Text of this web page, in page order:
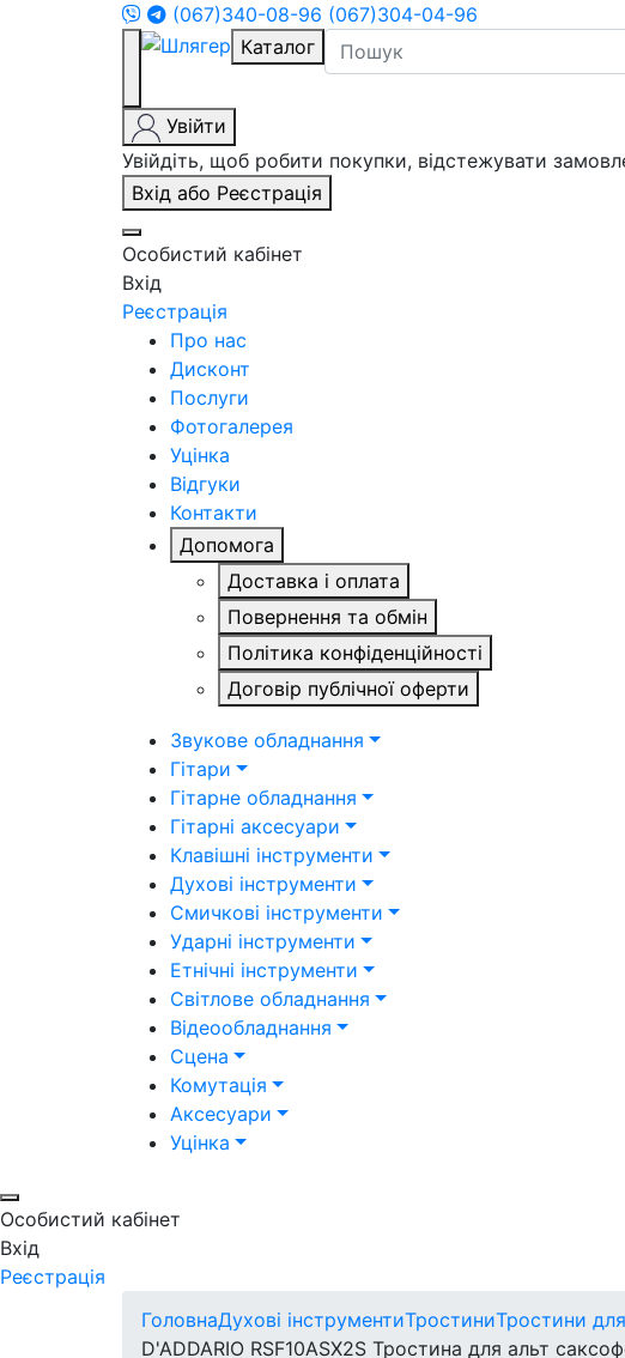
(067)340-08-96 (067)304-04-96
Каталог
Увійти
Увійдіть, щоб робити покупки, відстежувати
Вхід або Реєстрація
Особистий кабінет
Вхід
Реєстрація
Про нас
Дисконт
Послуги
Фотогалерея
Уцінка
Відгуки
Контакти
Допомога
Доставка і оплата
Повернення та обмін
Політика конфіденційності
Договір публічної оферти
Звукове обладнання
Гітари
Гітарне обладнання
Гітарні аксесуари
Клавішні інструменти
Духові інструменти
Смичкові інструменти
Ударні інструменти
Етнічні інструменти
Світлове обладнання
Відеообладнання
Сцена
Комутація
Аксесуари
Уцінка
Особистий кабінет
Вхід
Реєстрація
ГоловнаДухові інструментиТростиниТростини
D'ADDARIO RSF10ASX2S Тростина для альт